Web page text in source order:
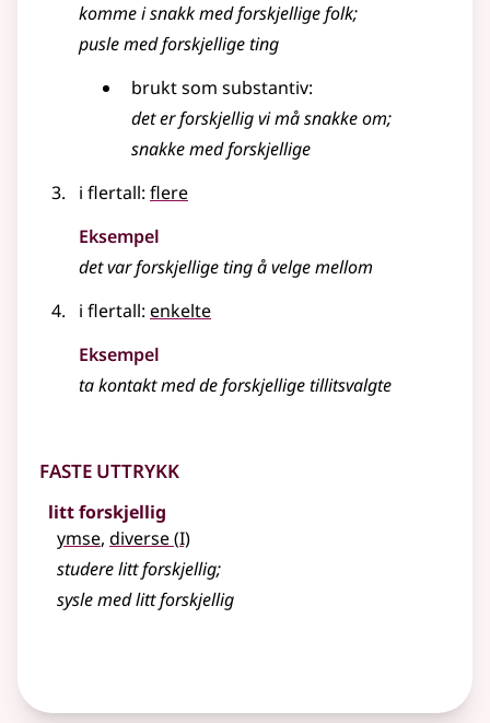
komme i snakk med forskjellige folk;
pusle med forskjellige ting
brukt som substantiv:
det erforskjelligvi må snakke om;
snakke medforskjellige
i flertall: flere
Eksempel
det var forskjellige ting å velge mellom
i flertall: enkelte
Eksempel
ta kontakt med de forskjellige tillitsvalgte
Faste uttrykk
litt forskjellig
ymse, diverse(1
I)
studere litt forskjellig;
sysle med litt forskjellig